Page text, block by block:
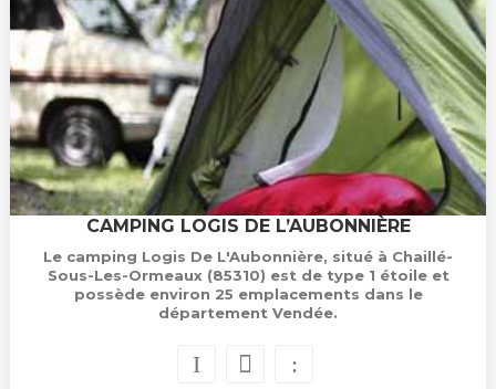
CAMPING LOGIS DE L’AUBONNIÈRE
Le camping Logis De L'Aubonnière, situé à Chaillé-
Sous-Les-Ormeaux (85310) est de type 1 étoile et
possède environ 25 emplacements dans le
département Vendée.